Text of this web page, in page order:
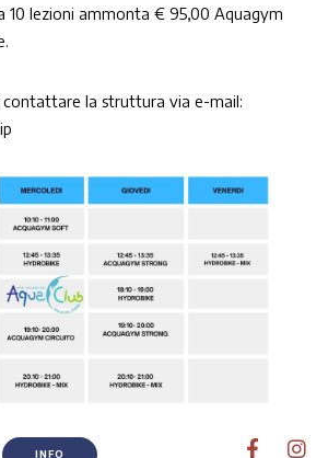
10 lezioni ammonta € 95,00 Aquagym
la struttura via e-mail:
INFO